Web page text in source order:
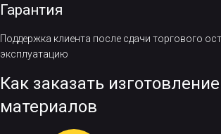
Гарантия
Поддержка клиента после сдачи торгового
эксплуатацию
Как заказать изготовление
материалов